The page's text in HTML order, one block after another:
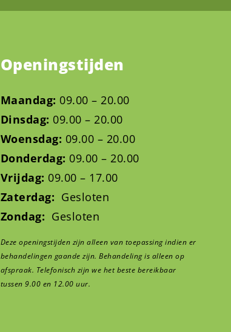
Openingstijden
Maandag: 09.00 – 20.00
Dinsdag: 09.00 – 20.00
Woensdag: 09.00 – 20.00
Donderdag: 09.00 – 20.00
Vrijdag: 09.00 – 17.00
Zaterdag: Gesloten
Zondag: Gesloten
Deze openingstijden zijn alleen van toepassing indien er
behandelingen gaande zijn. Behandeling is alleen op
afspraak. Telefonisch zijn we het beste bereikbaar
tussen 9.00 en 12.00 uur.